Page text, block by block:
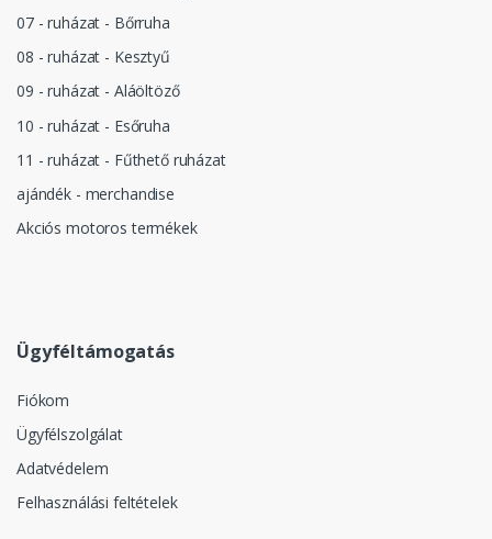
07 - ruházat - Bőrruha
08 - ruházat - Kesztyű
09 - ruházat - Aláöltöző
10 - ruházat - Esőruha
11 - ruházat - Fűthető ruházat
ajándék - merchandise
Akciós motoros termékek
Ügyféltámogatás
Fiókom
Ügyfélszolgálat
Adatvédelem
Felhasználási feltételek